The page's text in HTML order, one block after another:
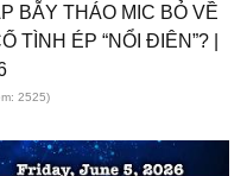
BẪY THÁO MIC BỎ VỀ
TÌNH ÉP “NỔI ĐIÊN”? |
2525)